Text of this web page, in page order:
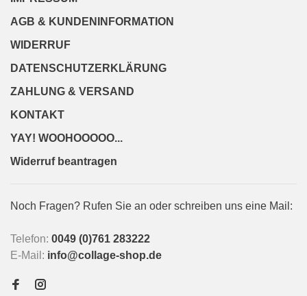
AGB & KUNDENINFORMATION
WIDERRUF
DATENSCHUTZERKLÄRUNG
ZAHLUNG & VERSAND
KONTAKT
YAY! WOOHOOOOO...
Widerruf beantragen
Noch Fragen? Rufen Sie an oder schreiben uns eine Mail:
Telefon: 0049 (0)761 283222
E-Mail: info@collage-shop.de